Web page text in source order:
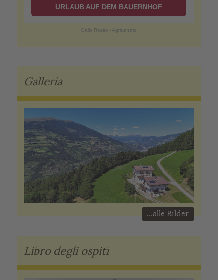
URLAUB AUF DEM BAUERNHOF
Gallo Rosso - Agriturismo
Galleria
...alle Bilder
Libro degli ospiti